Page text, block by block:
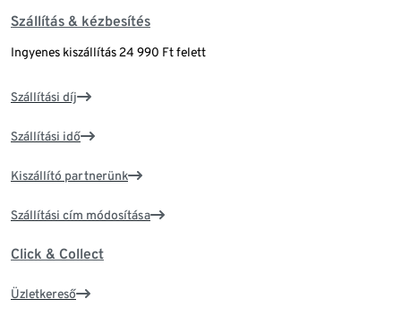
Szállítás & kézbesítés
Ingyenes kiszállítás 24 990 Ft felett
Szállítási díj
Szállítási idő
Kiszállító partnerünk
Szállítási cím módosítása
Click & Collect
Üzletkereső